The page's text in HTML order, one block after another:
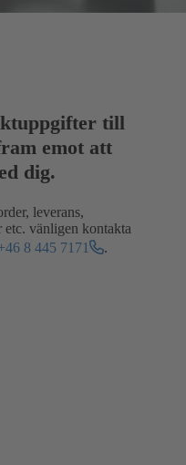
till
emot att
dig.
leverans,
vänligen kontakta
8 445 7171 .